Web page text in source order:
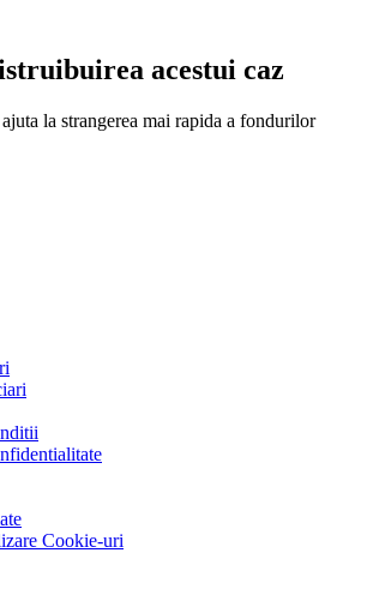
acestui caz
la strangerea mai rapida a fondurilor
Cookie-uri